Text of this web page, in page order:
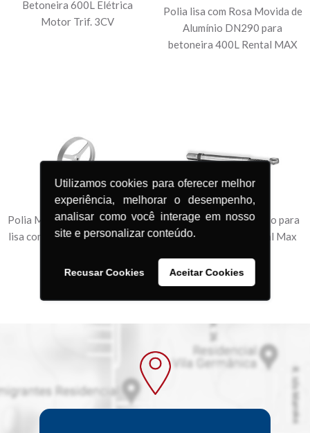
Utilizamos cookies para oferecer melhor
experiência, melhorar o desempenho,
analisar como você interage em nosso
site e personalizar conteúdo.
Recusar Cookies Aceitar Cookies
Betoneira 600L Elétrica
Motor Trif. 3CV
Polia lisa com Rosa Movida de
Alumínio DN290 para
betoneira 400L Rental MAX
Polia Movida Alumínio DN290
lisa com Rosca para Betoneira
Eixo do Pinhão Roscado para
Betoneira 400L Rental Max